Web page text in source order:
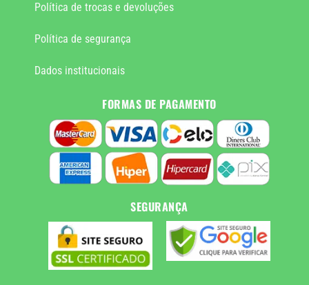
Política de trocas e devoluções
Política de segurança
Dados institucionais
FORMAS DE PAGAMENTO
SEGURANÇA